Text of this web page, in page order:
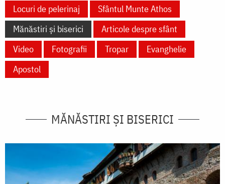
Locuri de pelerinaj
Sfântul Munte Athos
Mănăstiri și biserici
Articole despre sfânt
Video
Fotografii Tropar
Evanghelie
Apostol
MĂNĂSTIRI ȘI BISERICI